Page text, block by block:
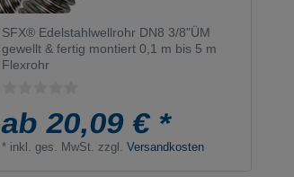
SFX® Edelstahlwellrohr DN8 3/8"ÜM
gewellt & fertig montiert 0,1 m bis 5 m
Flexrohr
ab 20,09 € *
* inkl. ges. MwSt. zzgl.Versandkosten